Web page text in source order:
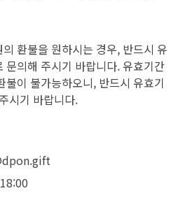
환불을 원하시는 경우, 반드시 유
문의해 주시기 바랍니다. 유효기간
불이 불가능하오니, 반드시 유효기
시기 바랍니다.